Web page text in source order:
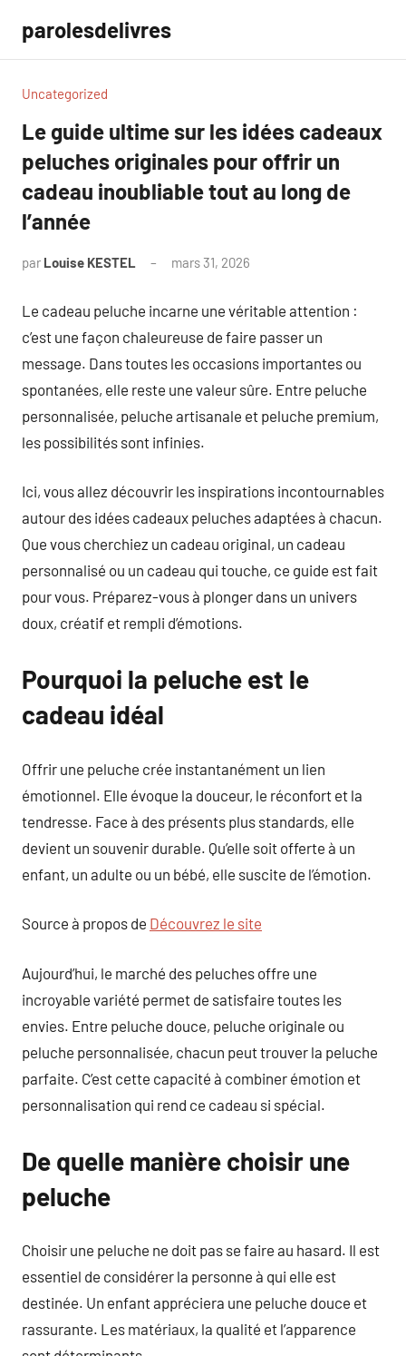
contenu
parolesdelivres
Uncategorized
Le guide ultime sur les idées cadeaux
peluches originales pour offrir un
cadeau inoubliable tout au long de
l’année
par Louise KESTEL mars 31, 2026
Le cadeau peluche incarne une véritable attention :
c’est une façon chaleureuse de faire passer un
message. Dans toutes les occasions importantes ou
spontanées, elle reste une valeur sûre. Entre peluche
personnalisée, peluche artisanale et peluche premium,
les possibilités sont infinies.
Ici, vous allez découvrir les inspirations incontournables
autour des idées cadeaux peluches adaptées à chacun.
Que vous cherchiez un cadeau original, un cadeau
personnalisé ou un cadeau qui touche, ce guide est fait
pour vous. Préparez-vous à plonger dans un univers
doux, créatif et rempli d’émotions.
Pourquoi la peluche est le
cadeau idéal
Offrir une peluche crée instantanément un lien
émotionnel. Elle évoque la douceur, le réconfort et la
tendresse. Face à des présents plus standards, elle
devient un souvenir durable. Qu’elle soit offerte à un
enfant, un adulte ou un bébé, elle suscite de l’émotion.
Source à propos de Découvrez le site
Aujourd’hui, le marché des peluches offre une
incroyable variété permet de satisfaire toutes les
envies. Entre peluche douce, peluche originale ou
peluche personnalisée, chacun peut trouver la peluche
parfaite. C’est cette capacité à combiner émotion et
personnalisation qui rend ce cadeau si spécial.
De quelle manière choisir une
peluche
Choisir une peluche ne doit pas se faire au hasard. Il est
essentiel de considérer la personne à qui elle est
destinée. Un enfant appréciera une peluche douce et
rassurante. Les matériaux, la qualité et l’apparence